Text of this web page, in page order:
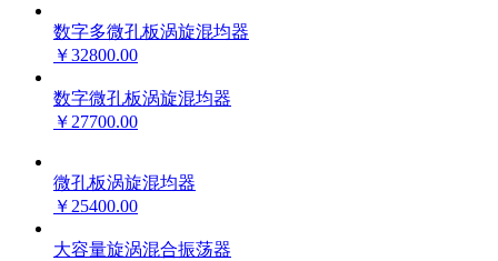
数字多微孔板涡旋混均器
￥32800.00
数字微孔板涡旋混均器
￥27700.00
微孔板涡旋混均器
￥25400.00
大容量旋涡混合振荡器